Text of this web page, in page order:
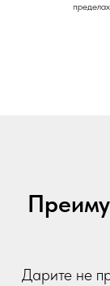
Дарите не